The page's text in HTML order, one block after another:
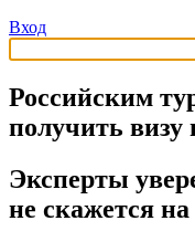
Вход
Российским
получить
Эксперты
не скажется